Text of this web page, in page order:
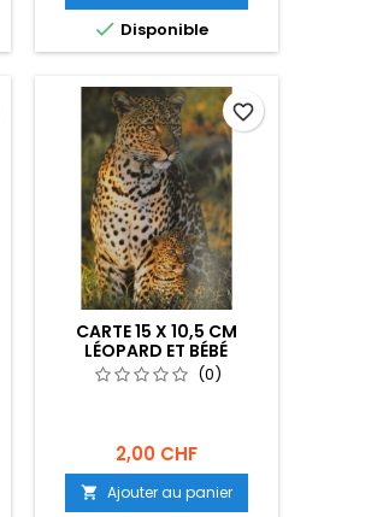
 Disponible
CARTE 15 X 10,5 CM
LÉOPARD ET BÉBÉ
(0)
2,00 CHF
 Ajouter au panier
favorite_border